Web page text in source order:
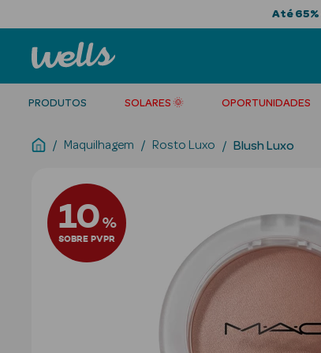
Até 65%
PRODUTOS SOLARES 🌞 OPORTUNIDADES
Maquilhagem Rosto Luxo Blush Luxo
10%
SOBRE PVPR